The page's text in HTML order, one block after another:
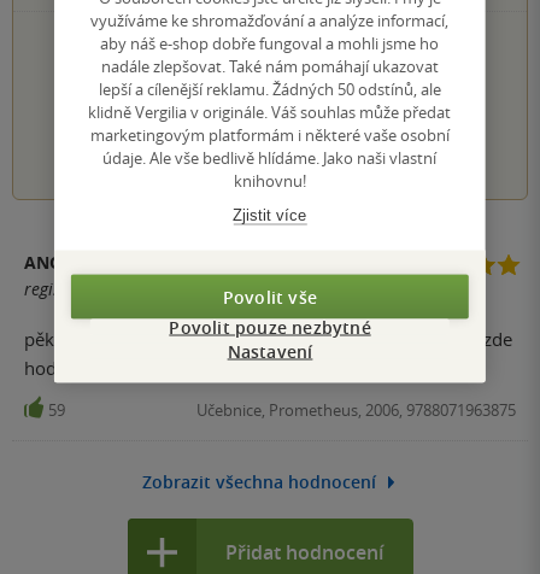
PŘIDEJTE SVÉ HODNOCENÍ KNIHY
Hodnocení našich knihkupců: 0.0 z 5
1 2 3 4 5
ANONYM
registrovaný uživatel
pěkná učebnice fyziky. Vše je zde dobře vysvětleno a je zde
hodně příkladů
59 Učebnice, Prometheus, 2006, 9788071963875
Zobrazit všechna hodnocení
Přidat hodnocení
využíváme ke shromažďování a analýze informací,
aby náš e-shop dobře fungoval a mohli jsme ho
nadále zlepšovat. Také nám pomáhají ukazovat
lepší a cílenější reklamu. Žádných 50 odstínů, ale
klidně Vergilia v originále. Váš souhlas může předat
marketingovým platformám i některé vaše osobní
údaje. Ale vše bedlivě hlídáme. Jako naši vlastní
knihovnu!
Zjistit více
Povolit vše
Povolit pouze nezbytné
Nastavení